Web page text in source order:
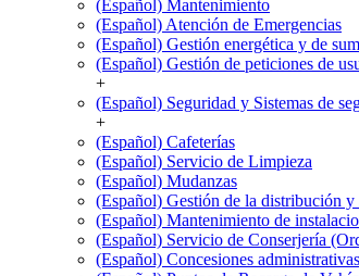
(Español) Mantenimiento
(Español) Atención de Emergencias
(Español) Gestión energética y de
(Español) Gestión de peticiones de
+
(Español) Seguridad y Sistemas de
+
(Español) Cafeterías
(Español) Servicio de Limpieza
(Español) Mudanzas
(Español) Gestión de la distribución
(Español) Mantenimiento de
(Español) Servicio de Conserjería
(Español) Concesiones administrativas